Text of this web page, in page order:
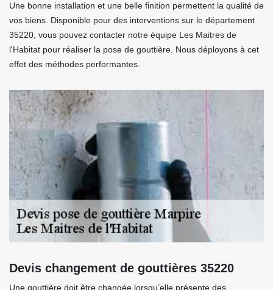
Une bonne installation et une belle finition permettent la qualité de
vos biens. Disponible pour des interventions sur le département
35220, vous pouvez contacter notre équipe Les Maitres de
l'Habitat pour réaliser la pose de gouttière. Nous déployons à cet
effet des méthodes performantes.
Devis changement de gouttières 35220
Une gouttière doit être changée lorsqu’elle présente des